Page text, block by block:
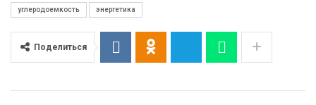
углеродоемкость энергетика
Поделиться